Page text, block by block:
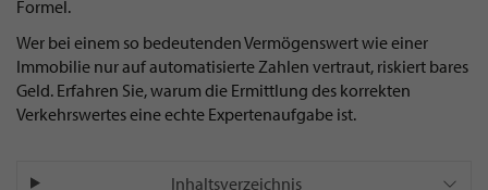
Formel.
Wer bei einem so bedeutenden Vermögenswert wie einer
Immobilie nur auf automatisierte Zahlen vertraut, riskiert bares
Geld. Erfahren Sie, warum die Ermittlung des korrekten
Verkehrswertes eine echte Expertenaufgabe ist.
Inhaltsverzeichnis